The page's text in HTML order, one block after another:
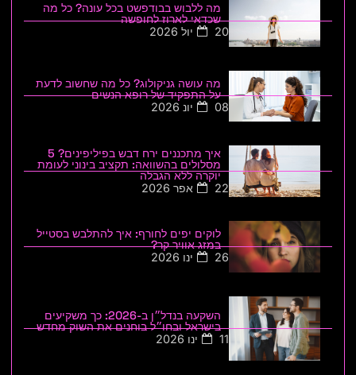
מה ללבוש בבודפשט בכל עונה? כל מה
שכדאי לארוז לחופשה
20 יול 2026
מה עושה גניקולוג? כל מה שחשוב לדעת
על התפקיד של רופא הנשים
08 יונ 2026
איך מתכננים ירח דבש בפיליפינים? 5
מסלולים בהשוואה: תקציב בינוני לעומת
יוקרה ללא הגבלה
22 אפר 2026
לוקים יפים לחורף: איך להתלבש בסטייל
במזג אוויר קר?
26 ינו 2026
השקעה בנדל״ן ב-2026: כך משקיעים
בישראל ובחו״ל בוחנים את השוק מחדש
11 ינו 2026